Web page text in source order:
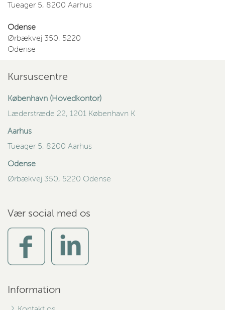
Tueager 5, 8200 Aarhus
Odense
Ørbækvej 350, 5220
Odense
Kursuscentre
København (Hovedkontor)
Læderstræde 22, 1201 København K
Aarhus
Tueager 5, 8200 Aarhus
Odense
Ørbækvej 350, 5220 Odense
Vær social med os
Information